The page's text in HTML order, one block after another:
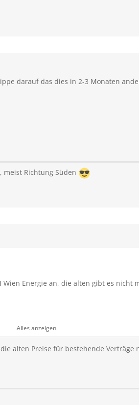
darauf das dies in 2-3 Monaten
meist Richtung Süden
Energie an, die alten gibt es nicht
Alles anzeigen
alten Preise für bestehende Verträge